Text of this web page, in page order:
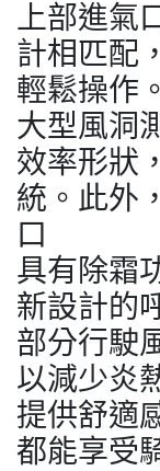
上部進氣
計相匹配
輕鬆操作
大型風洞
效率形狀
統。此外
口
具有除霜
新設計的
部分行駛
以減少炎
提供舒適
都能享受